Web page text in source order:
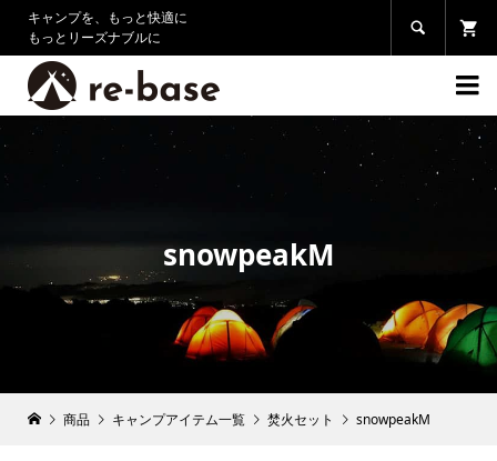
キャンプを、もっと快適に
もっとリーズナブルに


snowpeakМ
商品 キャンプアイテム一覧 焚火セット snowpeakМ